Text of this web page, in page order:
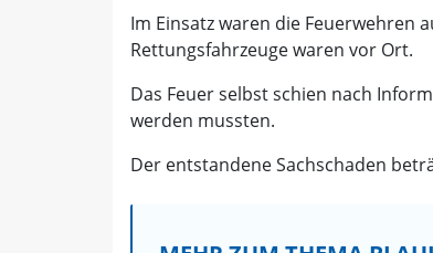
Im Einsatz waren die Feuerwehren
Rettungsfahrzeuge waren vor Ort.
Das Feuer selbst schien nach
werden mussten.
Der entstandene Sachschaden